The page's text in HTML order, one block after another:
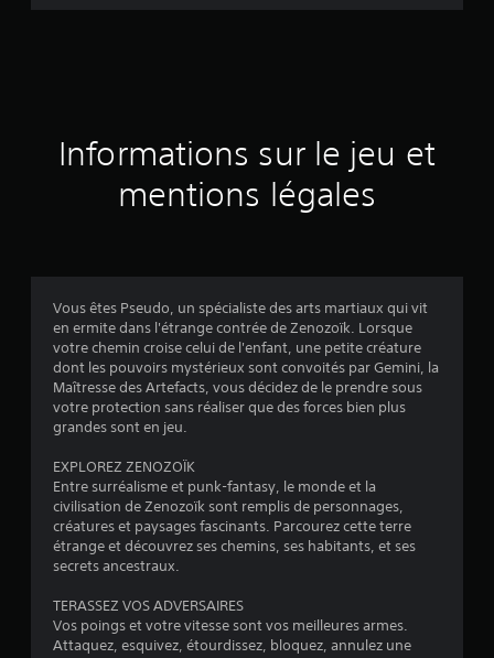
d
a
:
3
4
t
Informations sur le jeu et
mentions légales
Vous êtes Pseudo, un spécialiste des arts martiaux qui vit
en ermite dans l'étrange contrée de Zenozoïk. Lorsque
votre chemin croise celui de l'enfant, une petite créature
dont les pouvoirs mystérieux sont convoités par Gemini, la
Maîtresse des Artefacts, vous décidez de le prendre sous
votre protection sans réaliser que des forces bien plus
grandes sont en jeu.
EXPLOREZ ZENOZOÏK
Entre surréalisme et punk-fantasy, le monde et la
civilisation de Zenozoïk sont remplis de personnages,
créatures et paysages fascinants. Parcourez cette terre
étrange et découvrez ses chemins, ses habitants, et ses
secrets ancestraux.
TERASSEZ VOS ADVERSAIRES
Vos poings et votre vitesse sont vos meilleures armes.
Attaquez, esquivez, étourdissez, bloquez, annulez une